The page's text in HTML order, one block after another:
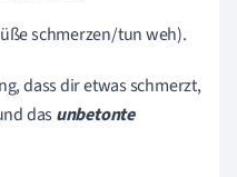
schmerzen/tun weh).
dass dir etwas schmerzt,
dasunbetonte